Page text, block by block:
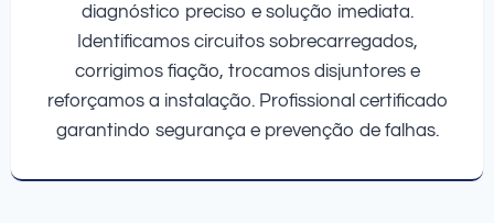
diagnóstico preciso e solução imediata.
Identificamos circuitos sobrecarregados,
corrigimos fiação, trocamos disjuntores e
reforçamos a instalação. Profissional certificado
garantindo segurança e prevenção de falhas.